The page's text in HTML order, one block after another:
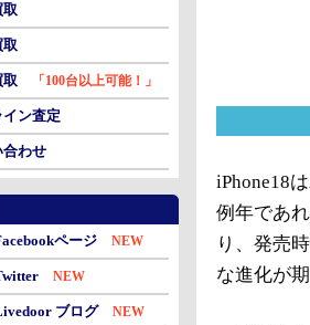
iPhone18
例年であ
り、発売
な進化が
「100台以上可能！」
ン査定
合わせ
ページ NEW
NEW
ブログ NEW